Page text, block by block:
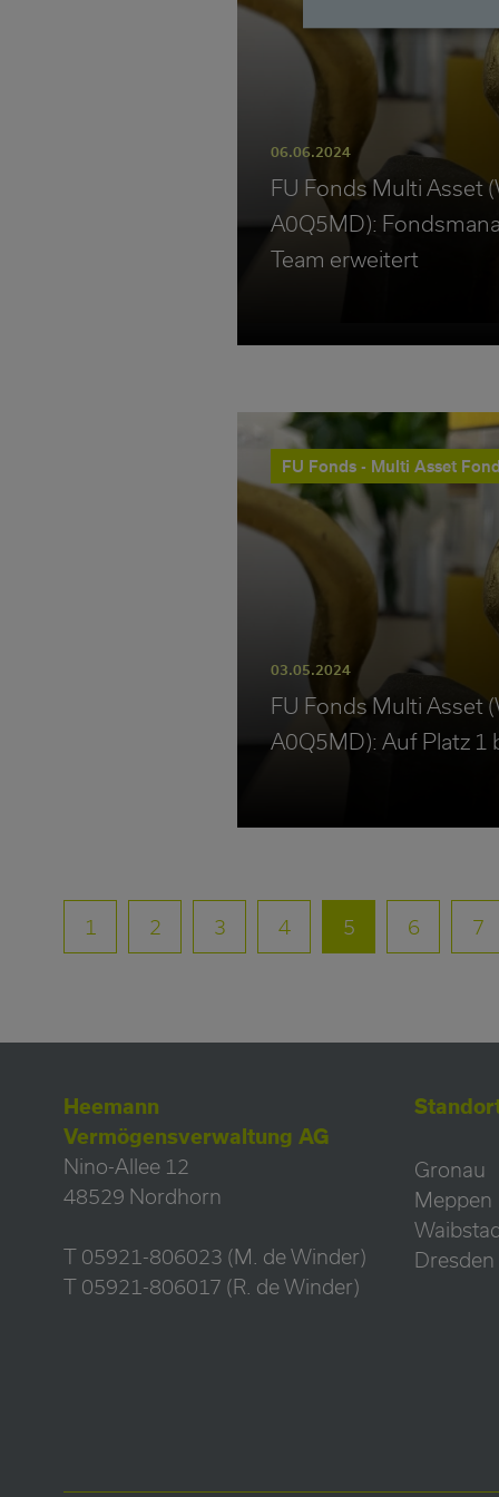
06.06.2024
FU Fonds Multi Asset
A0Q5MD):
Team erweitert
FU Fonds - Multi Asset
03.05.2024
FU Fonds Multi Asset
A0Q5MD): Auf Platz 1
1 2 3 4 5 6 7
Heemann
Vermögensverwaltung AG
Nino-Allee 12
48529 Nordhorn
T 05921-806023 (M. de Winder)
T 05921-806017 (R. de Winder)
Gronau
Meppen
Dresden